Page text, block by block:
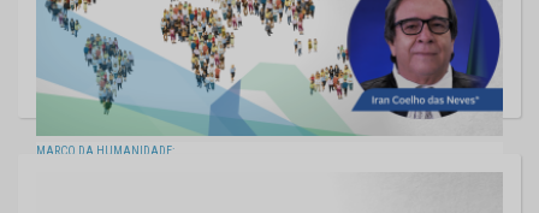
MARCO DA HUMANIDADE: